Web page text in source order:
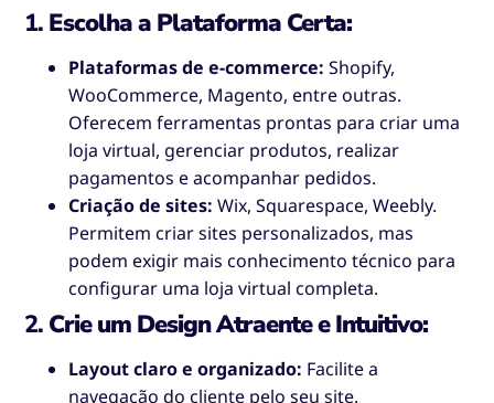
1. Escolha a Plataforma Certa:
Plataformas de e-commerce: Shopify,
WooCommerce, Magento, entre outras.
Oferecem ferramentas prontas para criar uma
loja virtual, gerenciar produtos, realizar
pagamentos e acompanhar pedidos.
Criação de sites: Wix, Squarespace, Weebly.
Permitem criar sites personalizados, mas
podem exigir mais conhecimento técnico para
configurar uma loja virtual completa.
2. Crie um Design Atraente e Intuitivo:
Layout claro e organizado: Facilite a
navegação do cliente pelo seu site.